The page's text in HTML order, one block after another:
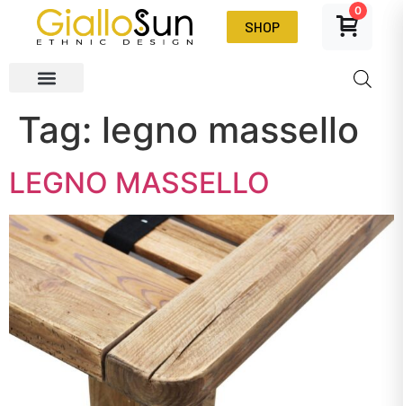
SHOP
0
Tag: legno massello
LEGNO MASSELLO